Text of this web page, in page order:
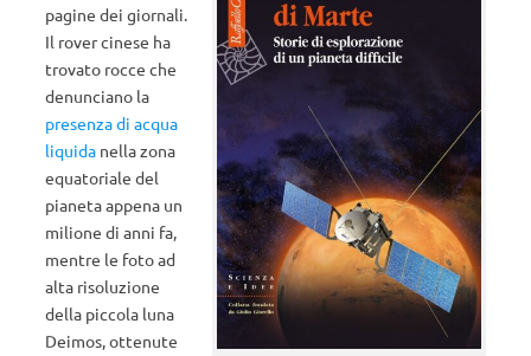
pagine dei giornali.
Il rover cinese ha
trovato rocce che
denunciano la
presenza di acqua
liquida nella zona
equatoriale del
pianeta appena un
milione di anni fa,
mentre le foto ad
alta risoluzione
della piccola luna
Deimos, ottenute